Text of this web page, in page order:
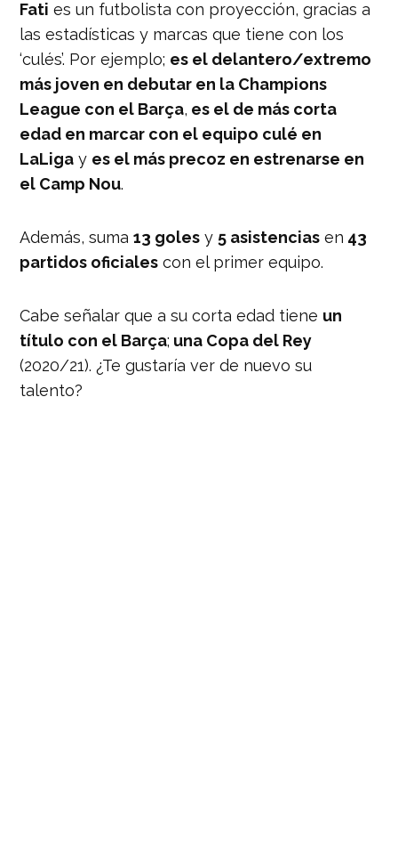
Fati es un futbolista con proyección, gracias a
las estadísticas y marcas que tiene con los
‘culés’. Por ejemplo; es el delantero/extremo
más joven en debutar en la Champions
League con el Barça, es el de más corta
edad en marcar con el equipo culé en
LaLiga y es el más precoz en estrenarse en
el Camp Nou.
Además, suma13 goles y 5 asistencias en 43
partidos oficiales con el primer equipo.
Cabe señalar que a su corta edad tiene un
título con el Barça; una Copa del Rey
(2020/21). ¿Te gustaría ver de nuevo su
talento?